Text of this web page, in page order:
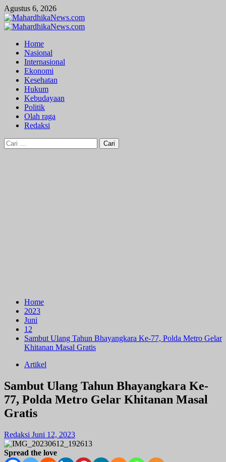
Skip
to
content
Agustus 6, 2026
Primary
Home
Nasional
Internasional
Ekonomi
Kesehatan
Hukum
Kebudayaan
Politik
Olah raga
Redaksi
Cari
untuk:
Home
2023
Juni
12
Sambut Ulang Tahun Bhayangkara Ke-77, Polda Metro Gelar
Khitanan Masal Gratis
Artikel
Sambut Ulang Tahun Bhayangkara Ke-
77, Polda Metro Gelar Khitanan Masal
Gratis
Redaksi Juni 12, 2023
Spread the love